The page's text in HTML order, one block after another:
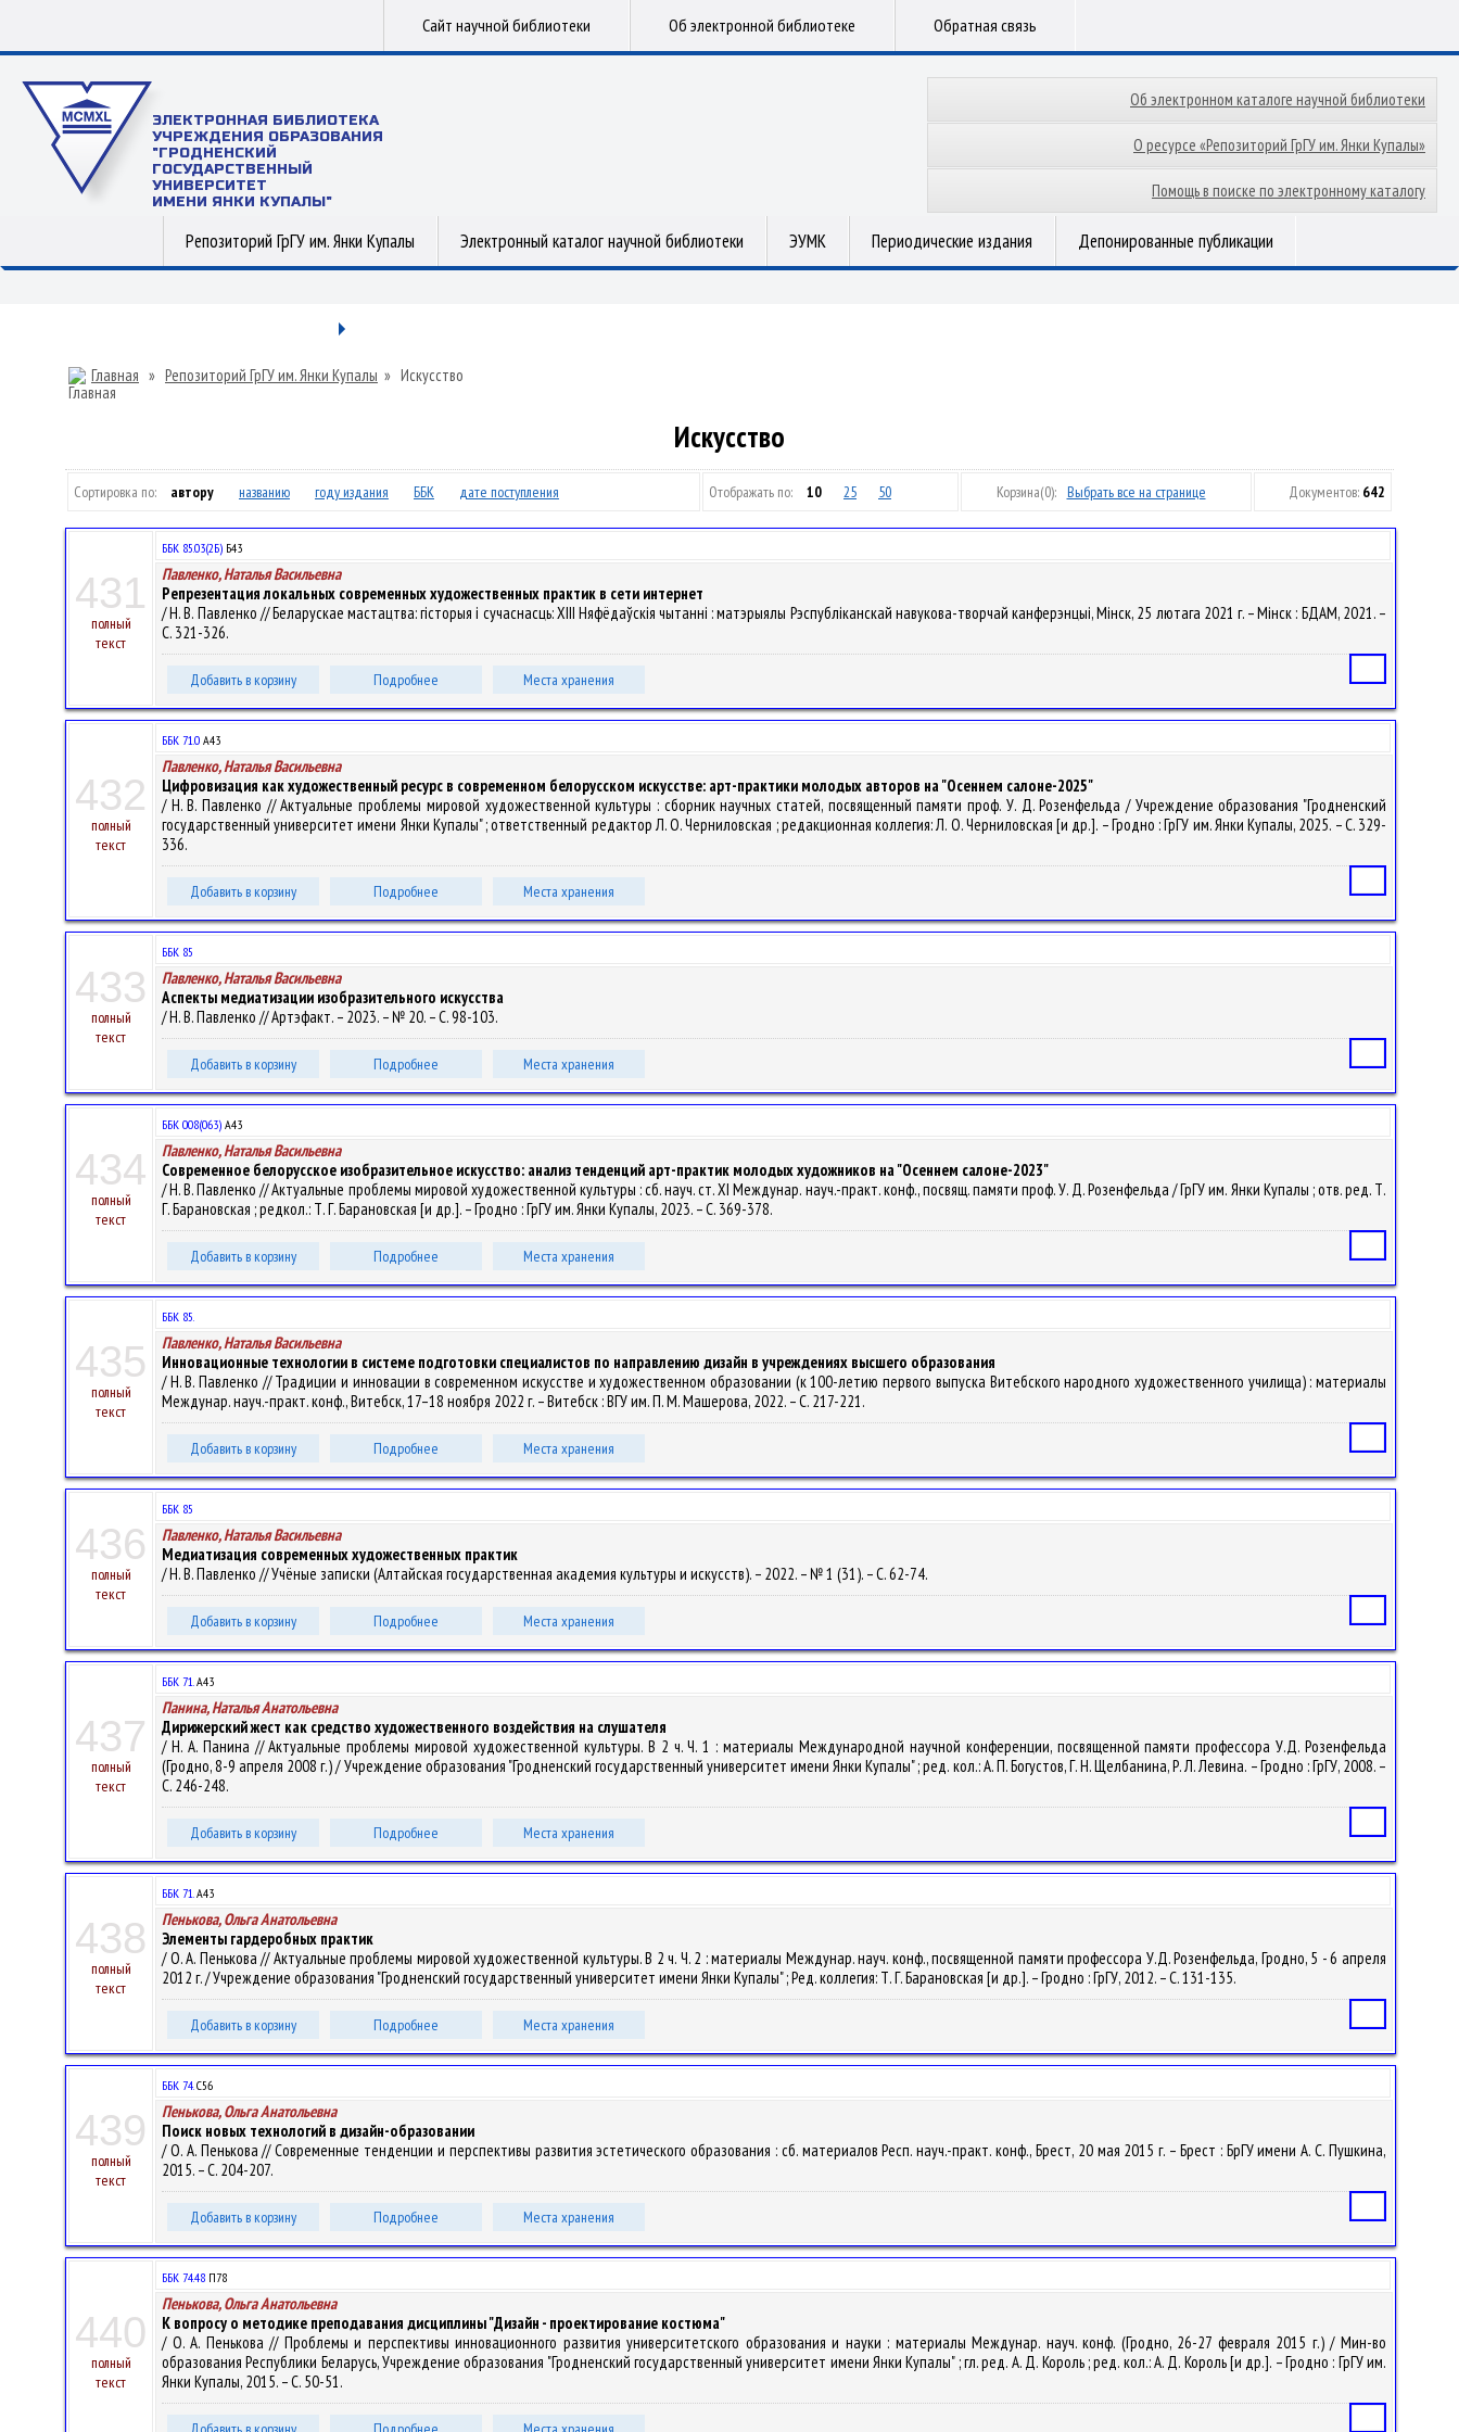
Сайт научной библиотеки Об электронной библиотеке Обратная связь
ЭЛЕКТРОННАЯ БИБЛИОТЕКА
УЧРЕЖДЕНИЯ ОБРАЗОВАНИЯ
"ГРОДНЕНСКИЙ
ГОСУДАРСТВЕННЫЙ
УНИВЕРСИТЕТ
ИМЕНИ ЯНКИ КУПАЛЫ"
Об электронном каталоге научной библиотеки
О ресурсе «Репозиторий ГрГУ им. Янки Купалы»
Помощь в поиске по электронному каталогу
Репозиторий ГрГУ им. Янки Купалы Электронный каталог научной библиотеки ЭУМК Периодические издания Депонированные публикации
Главная » Репозиторий ГрГУ им. Янки Купалы » Искусство
Искусство
Сортировка по: автору названию году издания ББК дате поступления Отображать по: 10 25 50 Корзина(0): Выбрать все на странице Документов: 642
431
полный
текст
ББК 85.03(2Б) Б43
Павленко, Наталья Васильевна
Репрезентация локальных современных художественных практик в сети интернет
/ Н. В. Павленко // Беларускае мастацтва: гісторыя і сучаснасць: XIII Няфёдаўскія чытанні : матэрыялы Рэспубліканскай навукова-творчай канферэнцыі, Мінск, 25 лютага 2021 г. – Мінск : БДАМ, 2021. –
С. 321-326.
Добавить в корзину Подробнее Места хранения
432
полный
текст
ББК 71.0 А43
Павленко, Наталья Васильевна
Цифровизация как художественный ресурс в современном белорусском искусстве: арт-практики молодых авторов на "Осеннем салоне-2025"
/ Н. В. Павленко // Актуальные проблемы мировой художественной культуры : сборник научных статей, посвященный памяти проф. У. Д. Розенфельда / Учреждение образования "Гродненский
государственный университет имени Янки Купалы" ; ответственный редактор Л. О. Черниловская ; редакционная коллегия: Л. О. Черниловская [и др.]. – Гродно : ГрГУ им. Янки Купалы, 2025. – С. 329-
336.
Добавить в корзину Подробнее Места хранения
433
полный
текст
ББК 85
Павленко, Наталья Васильевна
Аспекты медиатизации изобразительного искусства
/ Н. В. Павленко // Артэфакт. – 2023. – № 20. – С. 98-103.
Добавить в корзину Подробнее Места хранения
434
полный
текст
ББК 008(063) А43
Павленко, Наталья Васильевна
Современное белорусское изобразительное искусство: анализ тенденций арт-практик молодых художников на "Осеннем салоне-2023"
/ Н. В. Павленко // Актуальные проблемы мировой художественной культуры : сб. науч. ст. XI Междунар. науч.-практ. конф., посвящ. памяти проф. У. Д. Розенфельда / ГрГУ им. Янки Купалы ; отв. ред. Т.
Г. Барановская ; редкол.: Т. Г. Барановская [и др.]. – Гродно : ГрГУ им. Янки Купалы, 2023. – С. 369-378.
Добавить в корзину Подробнее Места хранения
435
полный
текст
ББК 85.
Павленко, Наталья Васильевна
Инновационные технологии в системе подготовки специалистов по направлению дизайн в учреждениях высшего образования
/ Н. В. Павленко // Традиции и инновации в современном искусстве и художественном образовании (к 100-летию первого выпуска Витебского народного художественного училища) : материалы
Междунар. науч.-практ. конф., Витебск, 17–18 ноября 2022 г. – Витебск : ВГУ им. П. М. Машерова, 2022. – С. 217-221.
Добавить в корзину Подробнее Места хранения
436
полный
текст
ББК 85
Павленко, Наталья Васильевна
Медиатизация современных художественных практик
/ Н. В. Павленко // Учёные записки (Алтайская государственная академия культуры и искусств). – 2022. – № 1 (31). – С. 62-74.
Добавить в корзину Подробнее Места хранения
437
полный
текст
ББК 71.А43
Панина, Наталья Анатольевна
Дирижерский жест как средство художественного воздействия на слушателя
/ Н. А. Панина // Актуальные проблемы мировой художественной культуры. В 2 ч. Ч. 1 : материалы Международной научной конференции, посвященной памяти профессора У.Д. Розенфельда
(Гродно, 8-9 апреля 2008 г.) / Учреждение образования "Гродненский государственный университет имени Янки Купалы" ; ред. кол.: А. П. Богустов, Г. Н. Щелбанина, Р. Л. Левина. – Гродно : ГрГУ, 2008. –
С. 246-248.
Добавить в корзину Подробнее Места хранения
438
полный
текст
ББК 71.А43
Пенькова, Ольга Анатольевна
Элементы гардеробных практик
/ О. А. Пенькова // Актуальные проблемы мировой художественной культуры. В 2 ч. Ч. 2 : материалы Междунар. науч. конф., посвященной памяти профессора У.Д. Розенфельда, Гродно, 5 - 6 апреля
2012 г. / Учреждение образования "Гродненский государственный университет имени Янки Купалы" ; Ред. коллегия: Т. Г. Барановская [и др.]. – Гродно : ГрГУ, 2012. – С. 131-135.
Добавить в корзину Подробнее Места хранения
439
полный
текст
ББК 74.С56
Пенькова, Ольга Анатольевна
Поиск новых технологий в дизайн-образовании
/ О. А. Пенькова // Современные тенденции и перспективы развития эстетического образования : сб. материалов Респ. науч.-практ. конф., Брест, 20 мая 2015 г. – Брест : БрГУ имени А. С. Пушкина,
2015. – С. 204-207.
Добавить в корзину Подробнее Места хранения
440
полный
текст
ББК 74.48 П78
Пенькова, Ольга Анатольевна
К вопросу о методике преподавания дисциплины "Дизайн - проектирование костюма"
/ О. А. Пенькова // Проблемы и перспективы инновационного развития университетского образования и науки : материалы Междунар. науч. конф. (Гродно, 26-27 февраля 2015 г.) / Мин-во
образования Республики Беларусь, Учреждение образования "Гродненский государственный университет имени Янки Купалы" ; гл. ред. А. Д. Король ; ред. кол.: А. Д. Король [и др.]. – Гродно : ГрГУ им.
Янки Купалы, 2015. – С. 50-51.